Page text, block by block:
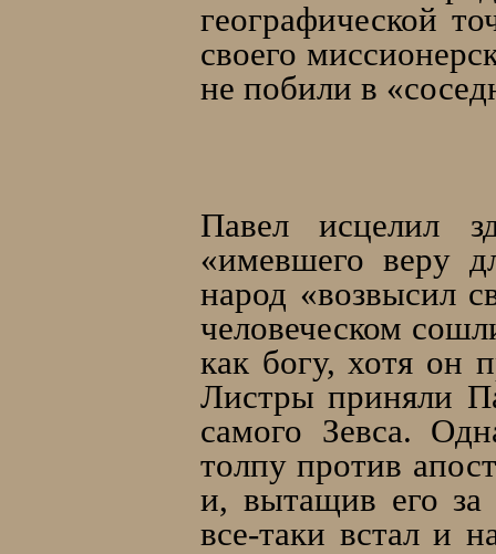
географической
своего
не побили в
Павел исцелил
«имевшего веру
народ «возвысил
человеческом
как богу, хотя он
Листры приняли
самого Зевса.
толпу против
и, вытащив его за
все-таки встал и